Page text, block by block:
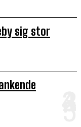
sig stor